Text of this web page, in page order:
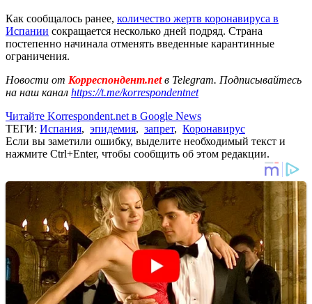
Как сообщалось ранее, количество жертв коронавируса в
Испании сокращается несколько дней подряд. Страна
постепенно начинала отменять введенные карантинные
ограничения.
Новости от Корреспондент.netв Telegram. Подписывайтесь
на наш канал https://t.me/korrespondentnet
Читайте Korrespondent.net в Google News
ТЕГИ: Испания, эпидемия, запрет, Коронавирус
Если вы заметили ошибку, выделите необходимый текст и
нажмите Ctrl+Enter, чтобы сообщить об этом редакции.